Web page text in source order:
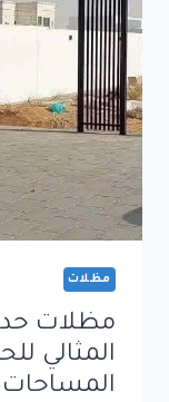
متينة
مظلات
مظلات
المثالي
المساحات